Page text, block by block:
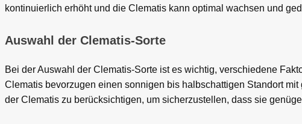
kontinuierlich erhöht und die Clematis kann optimal wachsen und
Auswahl der Clematis-Sorte
Bei der Auswahl der Clematis-Sorte ist es wichtig, verschiedene
Clematis bevorzugen einen sonnigen bis halbschattigen Standort
der Clematis zu berücksichtigen, um sicherzustellen, dass sie